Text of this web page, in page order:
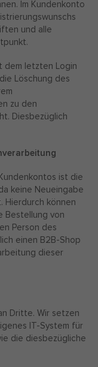
Im Kundenkonto
und alle
dem letzten Login
Löschung des
zu den
Diesbezüglich
ist die
keine Neueingabe
Hierdurch können
Bestellung von
Person des
einen B2B-Shop
dieser
Dritte. Wir setzen
IT-System für
die diesbezügliche